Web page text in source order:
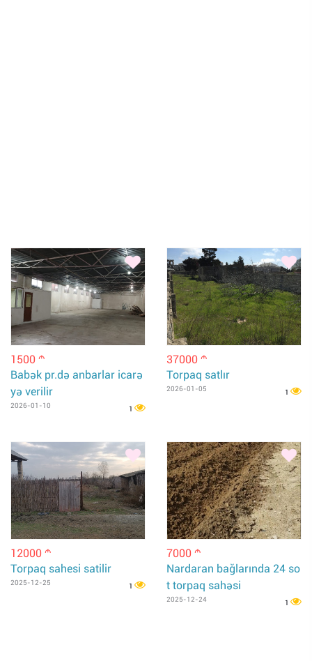
1500 m
Babək pr.də anbarlar icarə
yə verilir
2026-01-10 1
37000 m
Torpaq satlır
2026-01-05 1
12000 m
Torpaq sahesi satilir
2025-12-25 1
7000 m
Nardaran bağlarında 24 so
t torpaq sahəsi
2025-12-24 1